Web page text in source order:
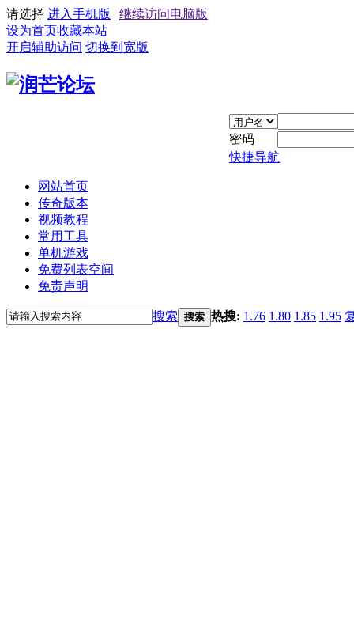
请选择 进入手机版 | 继续访问电脑版
设为首页收藏本站
开启辅助访问 切换到宽版
密码
快捷导航
网站首页
传奇版本
视频教程
常用工具
单机游戏
免费列表空间
免责声明
搜索 搜索 热搜: 1.76 1.80 1.85 1.95